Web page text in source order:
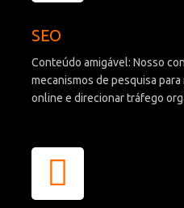
SEO
Conteúdo amigável: Nosso
mecanismos de pesquisa
online e direcionar tráfego